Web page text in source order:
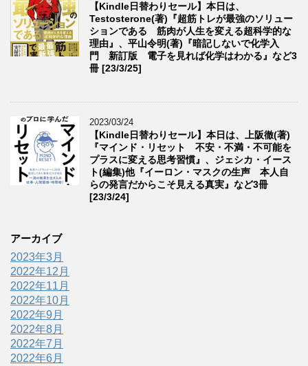
【Kindle日替わりセール】本日は、
Testosterone(著)『超筋トレが最強のソリュー
ションである 筋肉が人生を変える超科学的な
理由』、平山令明(著)『暗記しないで化学入
門 新訂版 電子を見れば化学はわかる』など3
冊 [23/3/25]
2023/03/24
【Kindle日替わりセール】本日は、上阪徹(著)
『マインド・リセット 不安・不満・不可能を
プラスに変える思考習慣』、ジェシカ・イース
ト(編集)他『イーロン・マスクの生声 本人自
らの発言だからこそ見える真実』など3冊
[23/3/24]
アーカイブ
2023年3月
2022年12月
2022年11月
2022年10月
2022年9月
2022年8月
2022年7月
2022年6月